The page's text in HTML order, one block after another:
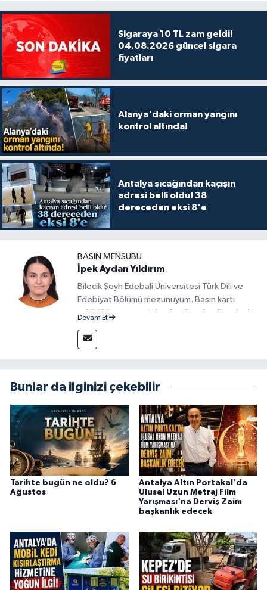
Sigaraya 10 TL zam geldi!
04.08.2026 güncel sigara
fiyatları
Alanya'daki orman yangını
kontrol altında!
Antalya sıcağından kaçışın
adresi belli oldu! 38
dereceden eksi 8'e
BASIN MENSUBU
İpek Aydan Yıldırım
Bilecik Şeyh Edebali Üniversitesi Türk Dili ve
Edebiyat Bölümü mezunuyum. Basın kartı
sahibi bir gazeteci olarak, güncel gelişmeleri
güvenilir ve tarafsız bilgilerle buluşturmayı
amaçlıyorum. Habercilik anlayışımda etik
alanlarda ürettiğim içeriklerle kamuoyuna
fayda sağla
Devam Et
Bunlar da ilginizi çekebilir
Tarihte bugün ne oldu? 6
Ağustos
Antalya Altın Portakal'da
Ulusal Uzun Metraj Film
Yarışması'na Derviş Zaim
başkanlık edecek